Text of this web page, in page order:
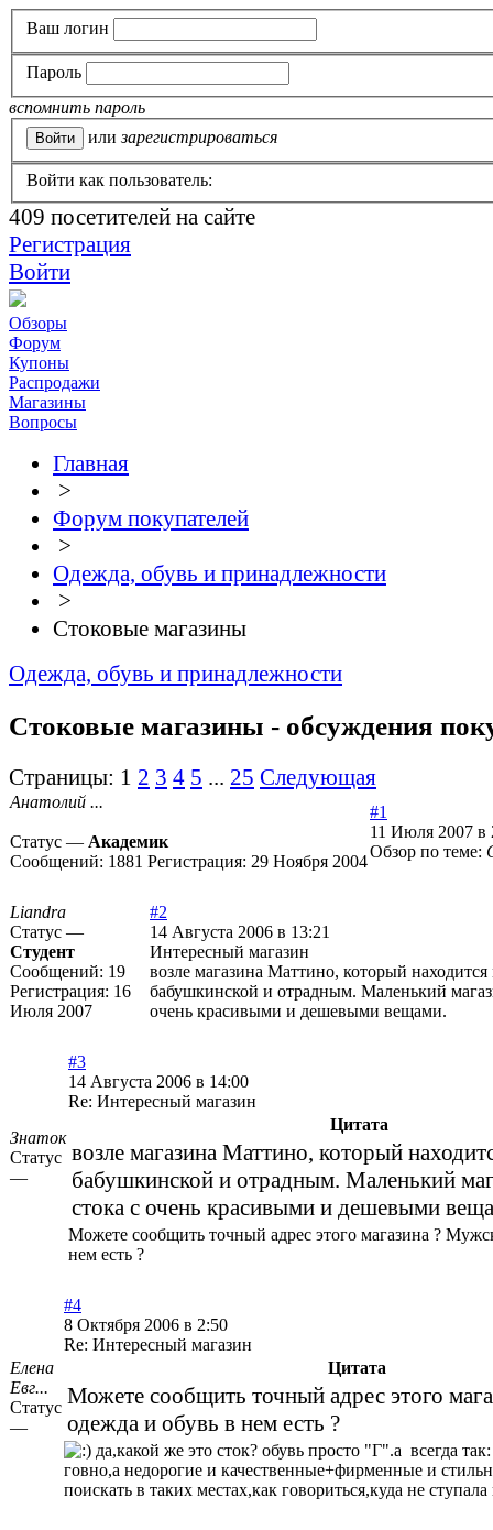
Ваш логин
Пароль
вспомнить пароль
или зарегистрироваться
Войти как пользователь:
409 посетителей на сайте
Регистрация
Войти
Обзоры
Форум
Купоны
Распродажи
Магазины
Вопросы
Главная
>
Форум покупателей
>
Одежда, обувь и принадлежности
>
Стоковые магазины
Одежда, обувь и принадлежности
Стоковые магазины - обсуждения
Страницы: 1 2 3 4 5 ... 25 Следующая
Анатолий ...
Статус — Академик
Сообщений: 1881 Регистрация: 29 Ноября 2004
#1
11 Июля 2007 в
Обзор по теме:
Liandra
Статус —
Студент
Сообщений: 19
Регистрация: 16
Июля 2007
#2
14 Августа 2006 в 13:21
Интересный магазин
возле магазина Маттино, который
бабушкинской и отрадным. Маленький
очень красивыми и дешевыми вещами.
Знаток
Статус
—
#3
14 Августа 2006 в 14:00
Re: Интересный магазин
Цитата
возле магазина Маттино, который
бабушкинской и отрадным. Маленький
стока с очень красивыми и дешевыми
Можете сообщить точный адрес этого магазина ?
нем есть ?
Елена
Евг...
Статус
—
#4
8 Октября 2006 в 2:50
Re: Интересный магазин
Цитата
Можете сообщить точный адрес этого
одежда и обувь в нем есть ?
да,какой же это сток? обувь просто "Г".а всегда
говно,а недорогие и качественные+фирменные и
поискать в таких местах,как говориться,куда не